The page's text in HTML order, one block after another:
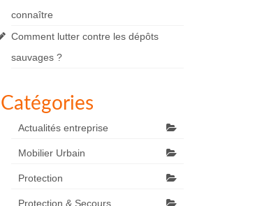
connaître
Comment lutter contre les dépôts
sauvages ?
Catégories
Actualités entreprise
Mobilier Urbain
Protection
Protection & Secours